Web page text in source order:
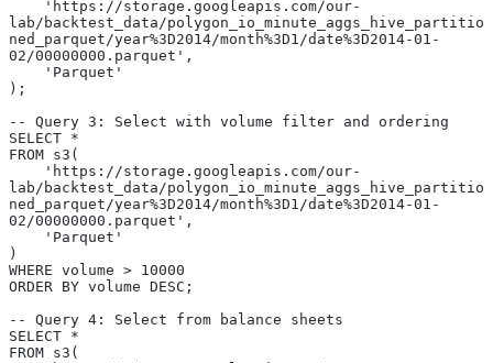
lab/backtest_data/polygon_io_minute_aggs_hive_partitio
ned_parquet/year%3D2014/month%3D1/date%3D2014-01-
02/00000000.parquet',
    'Parquet'
);
-- Query 3: Select with volume filter and ordering
SELECT *
FROM s3(
lab/backtest_data/polygon_io_minute_aggs_hive_partitio
ned_parquet/year%3D2014/month%3D1/date%3D2014-01-
02/00000000.parquet',
    'Parquet'
)
WHERE volume > 10000
ORDER BY volume DESC;
-- Query 4: Select from balance sheets
SELECT *
FROM s3(